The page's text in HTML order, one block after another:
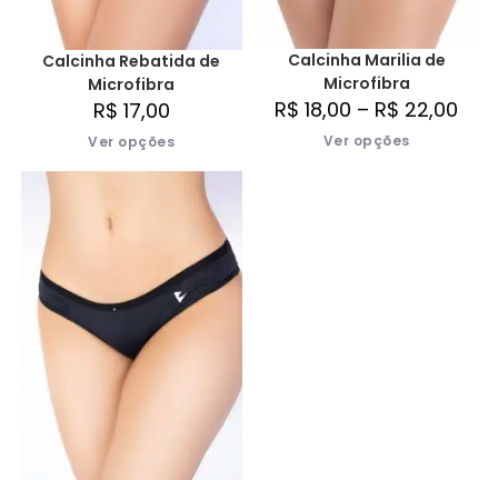
Calcinha Rebatida de
Microfibra
R$ 17,00
Ver opções
Calcinha Marilia de
Microfibra
R$ 18,00 – R$ 22,00
Ver opções